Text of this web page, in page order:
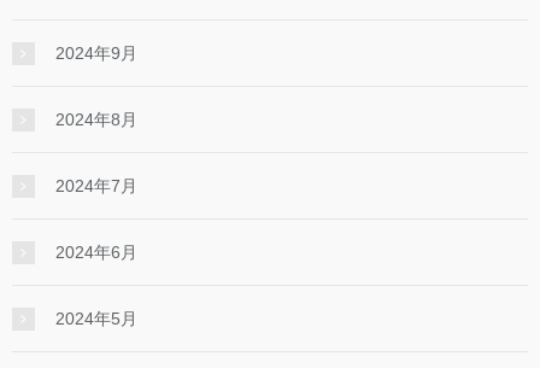
2024年9月
2024年8月
2024年7月
2024年6月
2024年5月